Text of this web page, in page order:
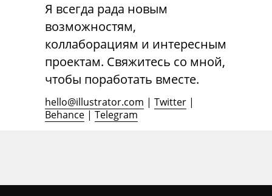
Я всегда рада новым
возможностям,
коллаборациям и интересным
проектам. Свяжитесь со мной,
чтобы поработать вместе.
hello@illustrator.com | Twitter |
Behance | Telegram